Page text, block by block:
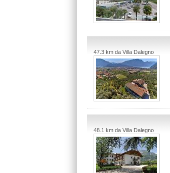
47.3 km da Villa Dalegno
48.1 km da Villa Dalegno